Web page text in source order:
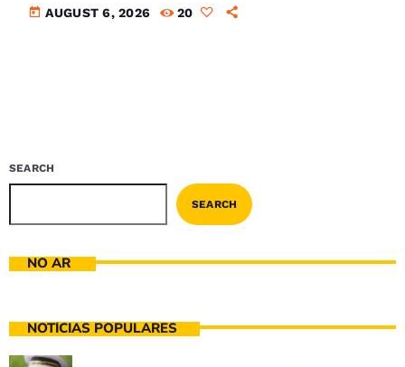
today AUGUST 6, 2026 20
SEARCH
SEARCH
NO AR
NOTÍCIAS POPULARES